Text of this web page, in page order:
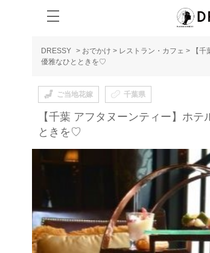
DRESSY > おでかけ > レストラン・カフェ >
【
優雅なひとときを♡
ご当地花嫁 千葉県
【千葉 アフタヌーンティー】ホ
ときを♡